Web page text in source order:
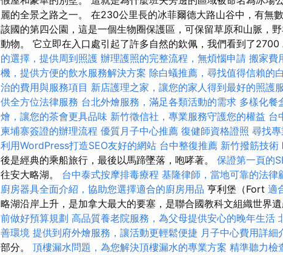
麗的全景之路之一。 在230公里長的冰菲爾德大路山谷中，有無
該國的第四公園，這是一個生物圈保護區，可保留草原和山脈，
動物。 它立即在入口處引起了許多自然的欽佩，我們看到了
的選擇，提供周到照護 辦理護照的完整流程，無煩惱申請 搬家費
機，提供方便的飲水服務解決方案 除白蟻推薦，尋找值得信賴的
治的費用與服務項目 新店護理之家，讓您的家人得到最好的照護
供全方位法律服務 台北外燴服務，滿足各類活動的需求 多樣化餐
燴，讓您的茶會更具品味 新竹徵信社，專業服務守護您的權益 台
柬埔寨簽證的辦理流程 優質月子中心推薦 復健師資格證照 尋找
利用WordPress打造SEO友好的網站 台中整復推薦 新竹撥筋技術
後是經典的乘船旅行，最後以馬蹄墜落，咆哮著。 保證第一頁的
往安大略湖。 台中泰式按摩排毒療程 基隆律師，當地可靠的法律
廚房器具全面介紹，協助您選擇適合的廚房用品 亨利堡（Fort 適
略湖沿岸上升，是加拿大最大的要塞，是聯合國教科文組織世界
前做好預算規劃 高品質養老院服務，為父母提供安心的晚年生活
善環境 提供到府外燴服務，讓活動更輕鬆便捷 月子中心費用詳細
部分。 頂樓漏水問題，為您解決頂樓漏水的專業方案 精準聽力檢